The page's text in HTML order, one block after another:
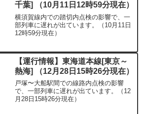
千葉] （10月11日12時59分現在）
横須賀線内での踏切内点検の影響で、一
部列車に遅れが出ています。（10月11日
12時59分現在）
【運行情報】東海道本線[東京～
熱海] （12月28日15時26分現在）
戸塚〜大船駅間での線路内点検の影響
で、一部列車に遅れが出ています。（12
月28日15時26分現在）